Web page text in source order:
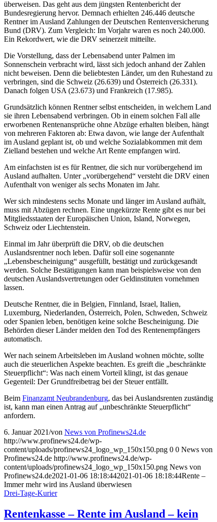
überweisen. Das geht aus dem jüngsten Rentenbericht der
Bundesregierung hervor. Demnach erhielten 246.446 deutsche
Rentner im Ausland Zahlungen der Deutschen Rentenversicherung
Bund (DRV). Zum Vergleich: Im Vorjahr waren es noch 240.000.
Ein Rekordwert, wie die DRV seinerzeit mitteilte.
Die Vorstellung, dass der Lebensabend unter Palmen im
Sonnenschein verbracht wird, lässt sich jedoch anhand der Zahlen
nicht beweisen. Denn die beliebtesten Länder, um den Ruhestand zu
verbringen, sind die Schweiz (26.639) und Österreich (26.331).
Danach folgen USA (23.673) und Frankreich (17.985).
Grundsätzlich können Rentner selbst entscheiden, in welchem Land
sie ihren Lebensabend verbringen. Ob in einem solchen Fall alle
erworbenen Rentenansprüche ohne Abzüge erhalten bleiben, hängt
von mehreren Faktoren ab: Etwa davon, wie lange der Aufenthalt
im Ausland geplant ist, ob und welche Sozialabkommen mit dem
Zielland bestehen und welche Art Rente empfangen wird.
Am einfachsten ist es für Rentner, die sich nur vorübergehend im
Ausland aufhalten. Unter „vorübergehend“ versteht die DRV einen
Aufenthalt von weniger als sechs Monaten im Jahr.
Wer sich mindestens sechs Monate und länger im Ausland aufhält,
muss mit Abzügen rechnen. Eine ungekürzte Rente gibt es nur bei
Mitgliedsstaaten der Europäischen Union, Island, Norwegen,
Schweiz oder Liechtenstein.
Einmal im Jahr überprüft die DRV, ob die deutschen
Auslandsrentner noch leben. Dafür soll eine sogenannte
„Lebensbescheinigung“ ausgefüllt, bestätigt und zurückgesandt
werden. Solche Bestätigungen kann man beispielsweise von den
deutschen Auslandsvertretungen oder Geldinstituten vornehmen
lassen.
Deutsche Rentner, die in Belgien, Finnland, Israel, Italien,
Luxemburg, Niederlanden, Österreich, Polen, Schweden, Schweiz
oder Spanien leben, benötigen keine solche Bescheinigung. Die
Behörden dieser Länder melden den Tod des Rentenempfängers
automatisch.
Wer nach seinem Arbeitsleben im Ausland wohnen möchte, sollte
auch die steuerlichen Aspekte beachten. Es greift die „beschränkte
Steuerpflicht“: Was nach einem Vorteil klingt, ist das genaue
Gegenteil: Der Grundfreibetrag bei der Steuer entfällt.
Beim Finanzamt Neubrandenburg, das bei Auslandsrenten zuständig
ist, kann man einen Antrag auf „unbeschränkte Steuerpflicht“
anfordern.
6. Januar 2021/von News von Profinews24.de
http://www.profinews24.de/wp-
content/uploads/profinews24_logo_wp_150x150.png 0 0 News von
Profinews24.de http://www.profinews24.de/wp-
content/uploads/profinews24_logo_wp_150x150.png News von
Profinews24.de2021-01-06 18:18:442021-01-06 18:18:44Rente –
Immer mehr wird ins Ausland überwiesen
Drei-Tage-Kurier
Rentenkasse – Rente im Ausland – kein